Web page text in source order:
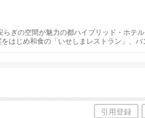
の空間が魅力の都ハイブリッド・ホテ
はじめ和食の「いせしまレストラン」、バ
引用登録